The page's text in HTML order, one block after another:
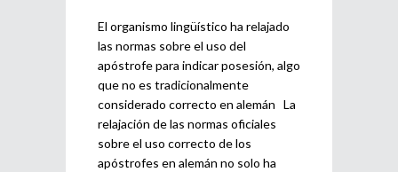
El organismo lingüístico ha relajado
las normas sobre el uso del
apóstrofe para indicar posesión, algo
que no es tradicionalmente
considerado correcto en alemán La
relajación de las normas oficiales
sobre el uso correcto de los
apóstrofes en alemán no solo ha